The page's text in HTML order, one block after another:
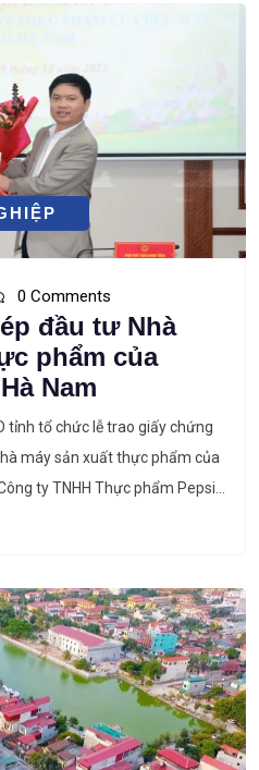
0 Comments
đầu tư Nhà
phẩm của
Nam
tỉnh tổ chức lễ trao giấy chứng
máy sản xuất thực phẩm của
ty TNHH Thực phẩm Pepsico
Nam: Cấp phép đầu tư xây